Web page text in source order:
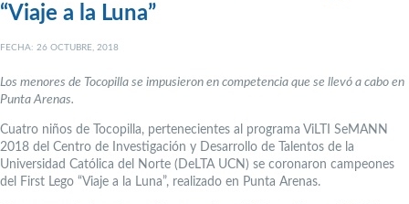
“Viaje a la Luna”
FECHA: 26 OCTUBRE, 2018
Los menores de Tocopilla se impusieron en competencia que se llevó a cabo en
Punta Arenas.
Cuatro niños de Tocopilla, pertenecientes al programa ViLTI SeMANN
2018 del Centro de Investigación y Desarrollo de Talentos de la
Universidad Católica del Norte (DeLTA UCN) se coronaron campeones
del First Lego “Viaje a la Luna”, realizado en Punta Arenas.